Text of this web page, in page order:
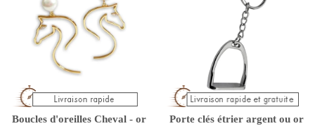
Boucles d'oreilles Cheval - or
Porte clés étrier argent ou or